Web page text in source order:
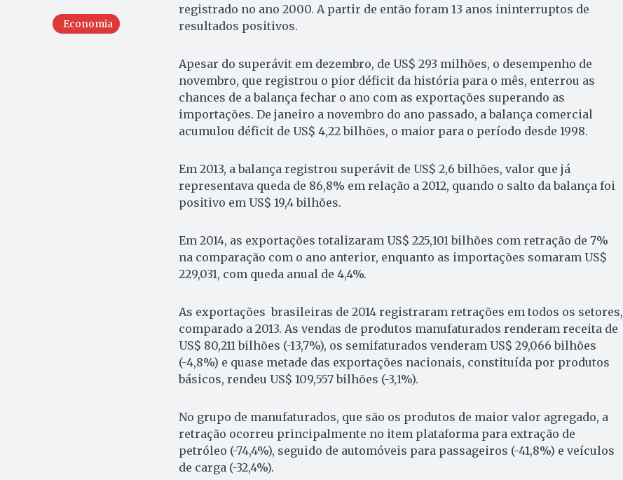
Economia
registrado no ano 2000. A partir de então foram 13 anos ininterruptos de
resultados positivos.
Apesar do superávit em dezembro, de US$ 293 milhões, o desempenho de
novembro, que registrou o pior déficit da história para o mês, enterrou as
chances de a balança fechar o ano com as exportações superando as
importações. De janeiro a novembro do ano passado, a balança comercial
acumulou déficit de US$ 4,22 bilhões, o maior para o período desde 1998.
Em 2013, a balança registrou superávit de US$ 2,6 bilhões, valor que já
representava queda de 86,8% em relação a 2012, quando o salto da balança foi
positivo em US$ 19,4 bilhões.
Em 2014, as exportações totalizaram US$ 225,101 bilhões com retração de 7%
na comparação com o ano anterior, enquanto as importações somaram US$
229,031, com queda anual de 4,4%.
As exportações brasileiras de 2014 registraram retrações em todos os setores,
comparado a 2013. As vendas de produtos manufaturados renderam receita de
US$ 80,211 bilhões (-13,7%), os semifaturados venderam US$ 29,066 bilhões
(-4,8%) e quase metade das exportações nacionais, constituída por produtos
básicos, rendeu US$ 109,557 bilhões (-3,1%).
No grupo de manufaturados, que são os produtos de maior valor agregado, a
retração ocorreu principalmente no item plataforma para extração de
petróleo (-74,4%), seguido de automóveis para passageiros (-41,8%) e veículos
de carga (-32,4%).